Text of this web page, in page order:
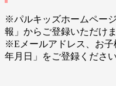
※パルキッズホームペー
報」からご登録いただけま
※Eメールアドレス、お子
年月日」をご登録ください